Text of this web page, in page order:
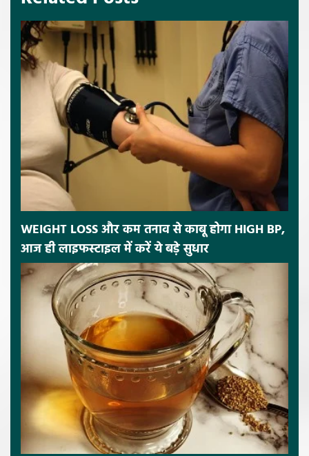
WEIGHT LOSS और कम तनाव से काबू होगा HIGH BP,
आज ही लाइफस्टाइल में करें ये बड़े सुधार